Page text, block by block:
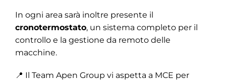
In ogni area sarà inoltre presente il
cronotermostato, un sistema completo per il
controllo e la gestione da remoto delle
macchine.
📍 Il Team Apen Group vi aspetta a MCE per